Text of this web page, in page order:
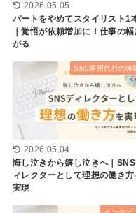
2026.05.05
パートをやめてスタイリスト1
｜覚悟が依頼増加に！仕事の
がる
SNS運用代行の体
2026.05.04
悔し泣きから嬉し泣きへ｜
ィレクターとして理想の働き方
実現